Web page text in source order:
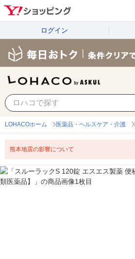
ログイン
LOHACOホーム 医薬品・ヘルスケア・介護
熊本地震の影響について